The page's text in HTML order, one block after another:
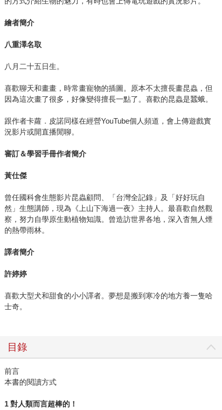
繪者簡介
八重澤名取
八月二十五日生。
喜歡聊天和畫畫，時常畫寵物的插圖。原本不太擅長畫昆蟲，但
因為這次畫了很多，好像變得擅長一點了。喜歡的昆蟲是蠶蛾。
跟作者卡蘿．皮諾同樣在經營YouTube個人頻道，會上傳遊戲實
況影片或開直播閒聊。
審訂＆學習手冊作者簡介
黃仕傑
曾任國科會生態影片昆蟲顧問、「台灣全記錄」及「好好玩自
然」生態講師，現為《上山下海過一夜》主持人。最喜歡自然觀
察，努力自學原生動植物知識。曾造訪世界各地，深入杳無人煙
的熱帶雨林。
譯者簡介
許婷婷
喜歡大型犬和甜食的小小譯者。夢想是搬到寒冷的地方養一隻哈
士奇。
目錄
前言
本書的閱讀方式
1 對人類而言超棒的！